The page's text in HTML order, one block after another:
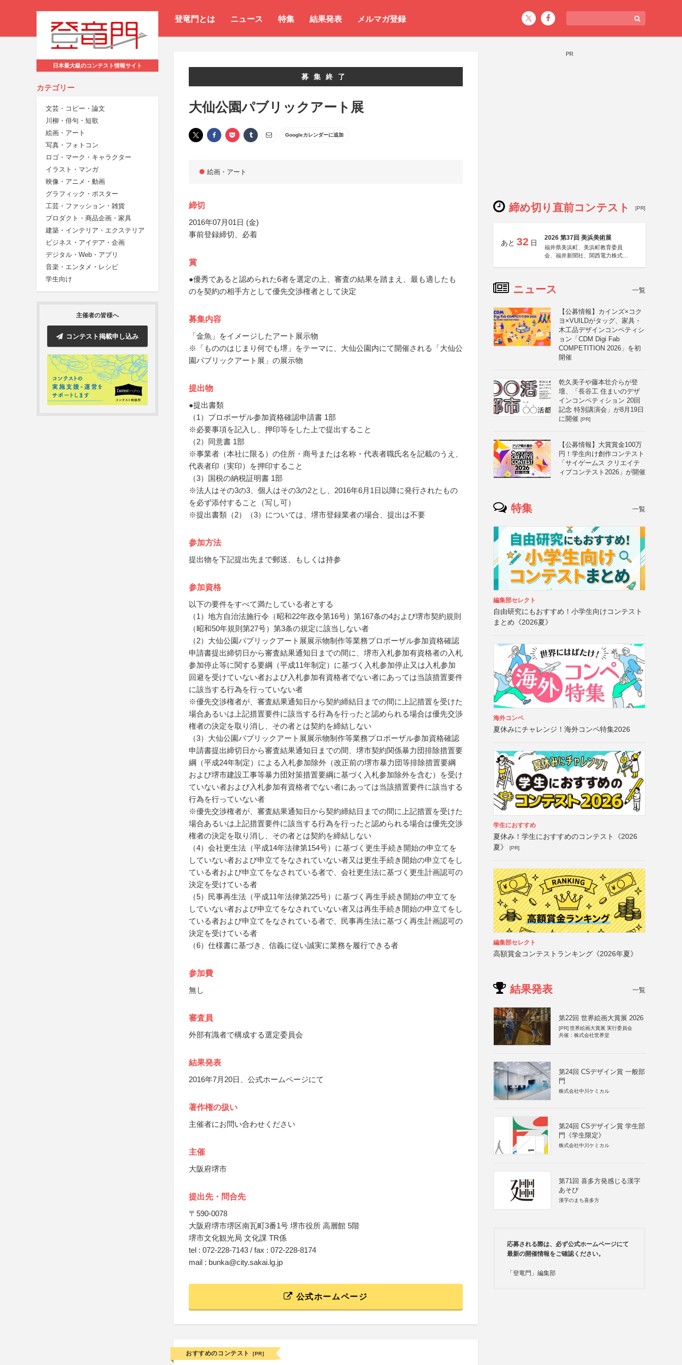
登竜門とは ニュース 特集 結果発表 メルマガ登録
日本最大級のコンテスト情報サイト
カテゴリー
文芸・コピー・論文
川柳・俳句・短歌
絵画・アート
写真・フォトコン
ロゴ・マーク・キャラクター
イラスト・マンガ
映像・アニメ・動画
グラフィック・ポスター
工芸・ファッション・雑貨
プロダクト・商品企画・家具
建築・インテリア・エクステリア
ビジネス・アイデア・企画
デジタル・Web・アプリ
音楽・エンタメ・レシピ
学生向け
主催者の皆様へ
コンテスト掲載申し込み
募集終了
大仙公園パブリックアート展
Googleカレンダーに追加
絵画・アート
締切
2016年07月01日 (金)
事前登録締切、必着
賞
●優秀であると認められた6者を選定の上、審査の結果を踏まえ、最も適したも
のを契約の相手方として優先交渉権者として決定
募集内容
「金魚」をイメージしたアート展示物
※「もののはじまり何でも堺」をテーマに、大仙公園内にて開催される「大仙公
園パブリックアート展」の展示物
提出物
●提出書類
（1）プロポーザル参加資格確認申請書 1部
※必要事項を記入し、押印等をした上で提出すること
（2）同意書 1部
※事業者（本社に限る）の住所・商号または名称・代表者職氏名を記載のうえ、
代表者印（実印）を押印すること
（3）国税の納税証明書 1部
※法人はその3の3、個人はその3の2とし、2016年6月1日以降に発行されたもの
を必ず添付すること（写し可）
※提出書類（2）（3）については、堺市登録業者の場合、提出は不要
参加方法
提出物を下記提出先まで郵送、もしくは持参
参加資格
以下の要件をすべて満たしている者とする
（1）地方自治法施行令（昭和22年政令第16号）第167条の4および堺市契約規則
（昭和50年規則第27号）第3条の規定に該当しない者
（2）大仙公園パブリックアート展展示物制作等業務プロポーザル参加資格確認
申請書提出締切日から審査結果通知日までの間に、堺市入札参加有資格者の入札
参加停止等に関する要綱（平成11年制定）に基づく入札参加停止又は入札参加
回避を受けていない者および入札参加有資格者でない者にあっては当該措置要件
に該当する行為を行っていない者
※優先交渉権者が、審査結果通知日から契約締結日までの間に上記措置を受けた
場合あるいは上記措置要件に該当する行為を行ったと認められる場合は優先交渉
権者の決定を取り消し、その者とは契約を締結しない
（3）大仙公園パブリックアート展展示物制作等業務プロポーザル参加資格確認
申請書提出締切日から審査結果通知日までの間、堺市契約関係暴力団排除措置要
綱（平成24年制定）による入札参加除外（改正前の堺市暴力団等排除措置要綱
および堺市建設工事等暴力団対策措置要綱に基づく入札参加除外を含む）を受け
ていない者および入札参加有資格者でない者にあっては当該措置要件に該当する
行為を行っていない者
※優先交渉権者が、審査結果通知日から契約締結日までの間に上記措置を受けた
場合あるいは上記措置要件に該当する行為を行ったと認められる場合は優先交渉
権者の決定を取り消し、その者とは契約を締結しない
（4）会社更生法（平成14年法律第154号）に基づく更生手続き開始の申立てを
していない者および申立てをなされていない者又は更生手続き開始の申立てをし
ている者および申立てをなされている者で、会社更生法に基づく更生計画認可の
決定を受けている者
（5）民事再生法（平成11年法律第225号）に基づく再生手続き開始の申立てを
していない者および申立てをなされていない者又は再生手続き開始の申立てをし
ている者および申立てをなされている者で、民事再生法に基づく再生計画認可の
決定を受けている者
（6）仕様書に基づき、信義に従い誠実に業務を履行できる者
参加費
無し
審査員
外部有識者で構成する選定委員会
結果発表
2016年7月20日、公式ホームページにて
著作権の扱い
主催者にお問い合わせください
主催
大阪府堺市
提出先・問合先
〒590-0078
大阪府堺市堺区南瓦町3番1号 堺市役所 高層館 5階
堺市文化観光局 文化課 TR係
tel : 072-228-7143 / fax : 072-228-8174
mail : bunka@city.sakai.lg.jp
公式ホームページ
おすすめのコンテスト [PR]
PR
締め切り直前コンテスト [PR]
あと 32 日
2026 第37回 美浜美術展
福井県美浜町、美浜町教育委員
会、福井新聞社、関西電力株式会
ニュース 一覧
【公募情報】カインズ×コク
ヨ×VUILDがタッグ、家具・
木工品デザインコンペティシ
ョン「CDM Digi Fab
COMPETITION 2026」を初
開催
乾久美子や藤本壮介らが登
壇、「長谷工 住まいのデザ
インコンペティション 20回
記念 特別講演会」が8月19日
に開催 [PR]
【公募情報】大賞賞金100万
円！学生向け創作コンテスト
「サイゲームス クリエイテ
ィブコンテスト2026」が開催
特集 一覧
編集部セレクト
自由研究にもおすすめ！小学生向けコンテスト
まとめ《2026夏》
海外コンペ
夏休みにチャレンジ！海外コンペ特集2026
学生におすすめ
夏休み！学生におすすめのコンテスト《2026
夏》
[PR]
編集部セレクト
高額賞金コンテストランキング《2026年夏》
結果発表 一覧
第22回 世界絵画大賞展 2026
[PR] 世界絵画大賞展 実行委員会
共催：株式会社世界堂
第24回 CSデザイン賞 一般部
門
株式会社中川ケミカル
第24回 CSデザイン賞 学生部
門《学生限定》
株式会社中川ケミカル
第71回 喜多方発感じる漢字
あそび
漢字のまち喜多方
応募される際は、必ず公式ホームページにて
最新の開催情報をご確認ください。
「登竜門」編集部